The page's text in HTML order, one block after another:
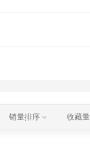
销量排序 收藏